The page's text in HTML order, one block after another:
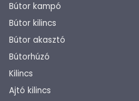
Bútor kampó
Bútor kilincs
Bútor akasztó
Bútorhúzó
Kilincs
Ajtó kilincs